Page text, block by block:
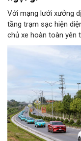
Với mạng lưới xưởng
tầng trạm sạc hiện
chủ xe hoàn toàn yên